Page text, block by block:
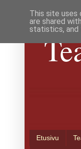
Etusivu
This site uses
are shared
statistics, and